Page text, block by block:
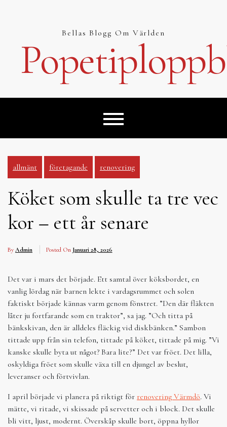
Bellas Blogg Om Världen
allmänt företagande renovering
Köket som skulle ta tre vec
kor – ett år senare
By Admin Posted On Januari 28, 2026
Det var i mars det började. Ett samtal över köksbordet, en
vanlig lördag när barnen lekte i vardagsrummet och solen
faktiskt började kännas varm genom fönstret. ”Den där fläkten
låter ju fortfarande som en traktor”, sa jag. ”Och titta på
bänkskivan, den är alldeles fläckig vid diskbänken.” Sambon
tittade upp från sin telefon, tittade på köket, tittade på mig. ”Vi
kanske skulle byta ut något? Bara lite?” Det var fröet. Det lilla,
oskyldiga fröet som skulle växa till en djungel av beslut,
leveranser och förtvivlan.
I april började vi planera på riktigt för renovering Värmdö. Vi
mätte, vi ritade, vi skissade på servetter och i block. Det skulle
bli vitt, ljust, modernt. Överskåp skulle bort, öppna hyllor